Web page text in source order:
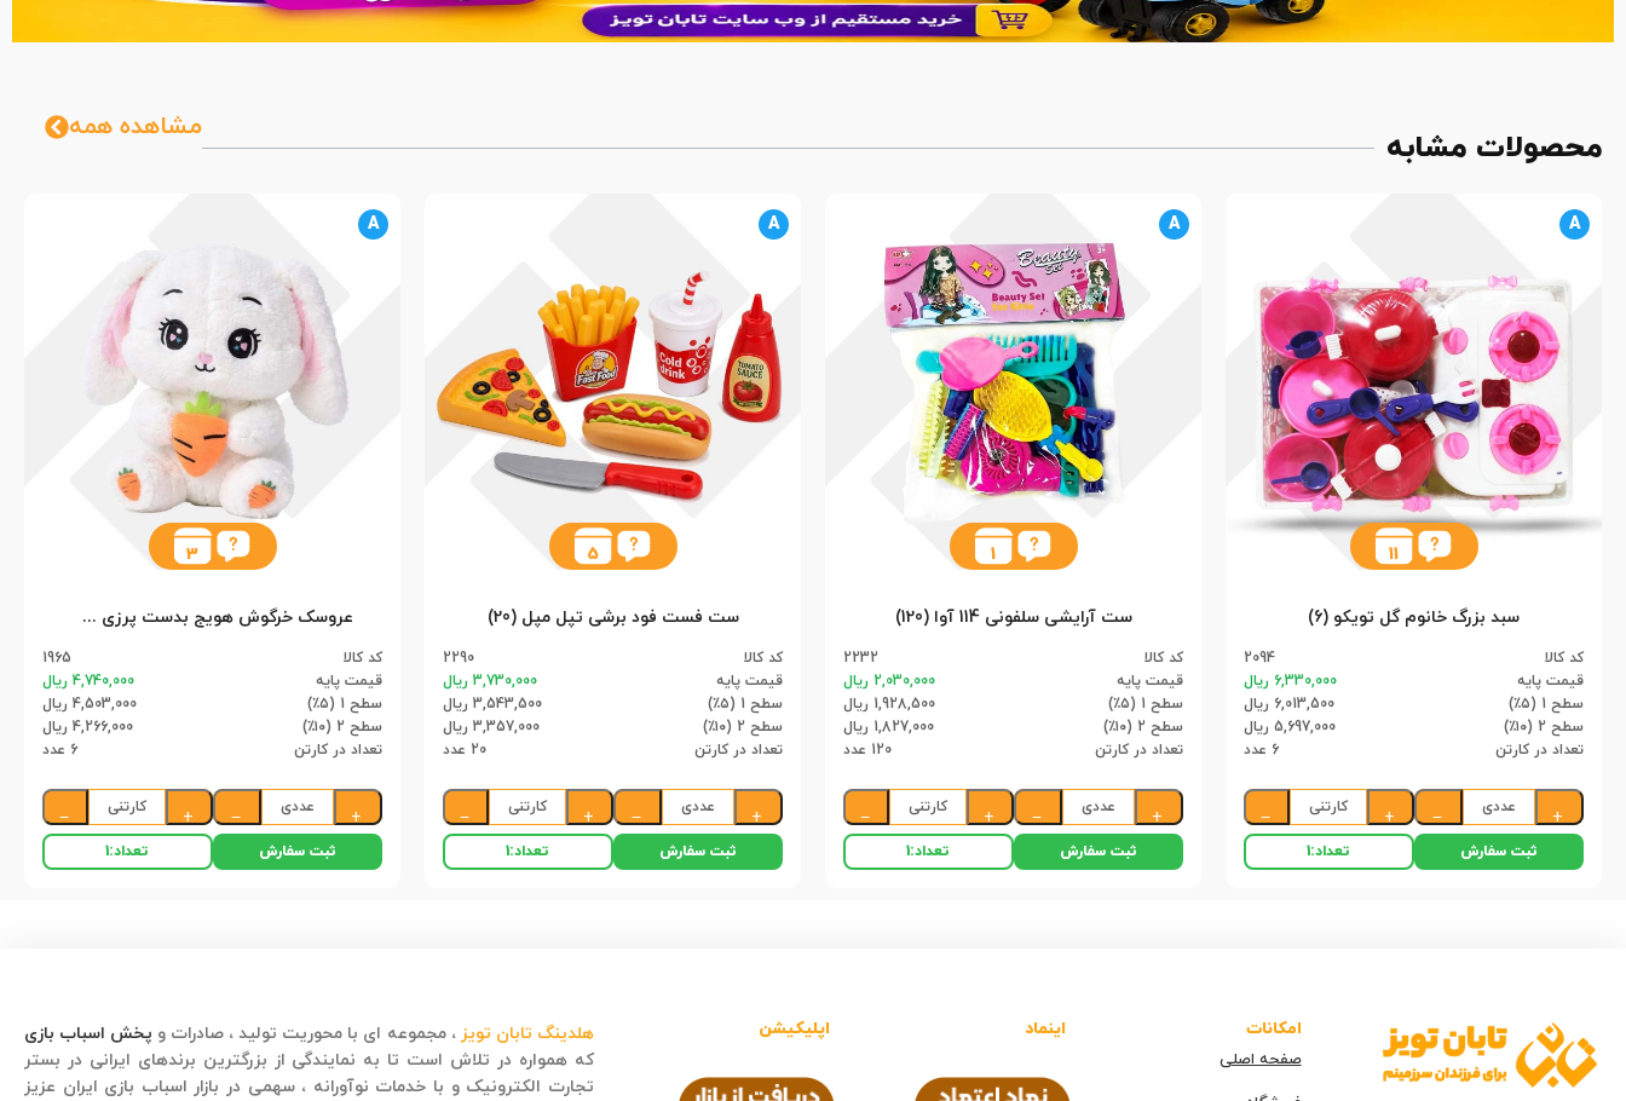
محصولات مشابه مشاهده همه
A
11
سبد بزرگ خانوم گل تویکو (6)
کد کالا
2094
قیمت پایه
6,330,000 ریال
سطح 1 (۵٪)
6,013,500 ریال
سطح 2 (۱۰٪)
5,697,000 ریال
تعداد در کارتن
6 عدد
+
عددی
−
+
کارتنی
−
ثبت سفارش تعداد:1
A
1
ست آرایشی سلفونی 114 آوا (120)
کد کالا
2232
قیمت پایه
2,030,000 ریال
سطح 1 (۵٪)
1,928,500 ریال
سطح 2 (۱۰٪)
1,827,000 ریال
تعداد در کارتن
120 عدد
+
عددی
−
+
کارتنی
−
ثبت سفارش تعداد:1
A
5
ست فست فود برشی تپل مپل (20)
کد کالا
2290
قیمت پایه
3,730,000 ریال
سطح 1 (۵٪)
3,543,500 ریال
سطح 2 (۱۰٪)
3,357,000 ریال
تعداد در کارتن
20 عدد
+
عددی
−
+
کارتنی
−
ثبت سفارش تعداد:1
A
3
عروسک خرگوش هویج بدست پرزی سایز 2 (6)
کد کالا
1965
قیمت پایه
4,740,000 ریال
سطح 1 (۵٪)
4,503,000 ریال
سطح 2 (۱۰٪)
4,266,000 ریال
تعداد در کارتن
6 عدد
+
عددی
−
+
کارتنی
−
ثبت سفارش تعداد:1
امکانات
صفحه اصلی
اینماد اپلیکیشن هلدینگ تابان تویز ، مجموعه ای با محوریت تولید ، صادرات و پخش اسباب بازی
که همواره در تلاش است تا به نمایندگی از بزرگترین برندهای ایرانی در بستر
تجارت الکترونیک و با خدمات نوآورانه ، سهمی در بازار اسباب بازی ایران عزیز